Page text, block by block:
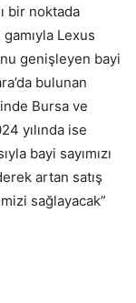
bir noktada
Lexus
genişleyen bayi
bulunan
Bursa ve
yılında ise
bayi sayımızı
artan satış
sağlayacak”